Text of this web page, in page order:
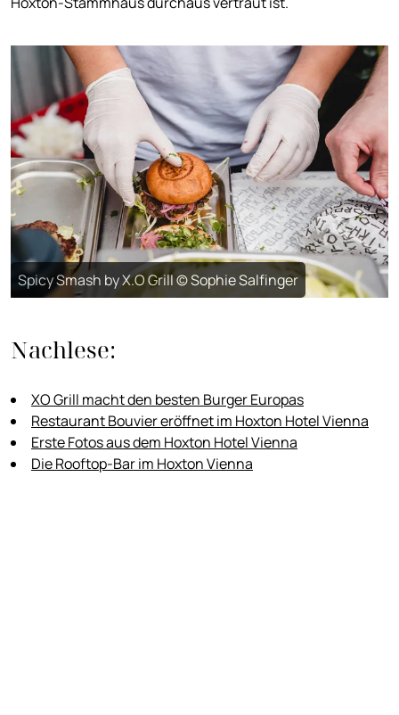
Spicy Smash by X.O Grill © Sophie Salfinger
Nachlese:
XO Grill macht den besten Burger Europas
Restaurant Bouvier eröffnet im Hoxton Hotel Vienna
Erste Fotos aus dem Hoxton Hotel Vienna
Die Rooftop-Bar im Hoxton Vienna